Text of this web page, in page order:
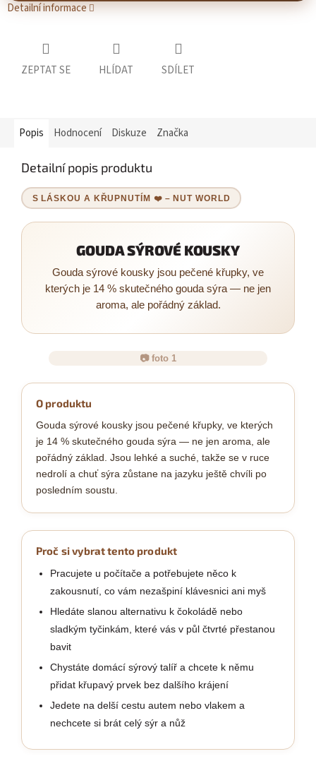
Detailní informace
ZEPTAT SE HLÍDAT SDÍLET
Popis Hodnocení Diskuze Značka
Detailní popis produktu
S LÁSKOU A KŘUPNUTÍM ❤️ – NUT WORLD
GOUDA SÝROVÉ KOUSKY
Gouda sýrové kousky jsou pečené křupky, ve
kterých je 14 % skutečného gouda sýra — ne jen
aroma, ale pořádný základ.
📷 foto 1
O produktu
Gouda sýrové kousky jsou pečené křupky, ve kterých
je 14 % skutečného gouda sýra — ne jen aroma, ale
pořádný základ. Jsou lehké a suché, takže se v ruce
nedrolí a chuť sýra zůstane na jazyku ještě chvíli po
posledním soustu.
Proč si vybrat tento produkt
Pracujete u počítače a potřebujete něco k
zakousnutí, co vám nezašpiní klávesnici ani myš
Hledáte slanou alternativu k čokoládě nebo
sladkým tyčinkám, které vás v půl čtvrté přestanou
bavit
Chystáte domácí sýrový talíř a chcete k němu
přidat křupavý prvek bez dalšího krájení
Jedete na delší cestu autem nebo vlakem a
nechcete si brát celý sýr a nůž